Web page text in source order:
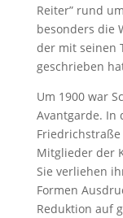
Reiter” rund
besonders die
der mit seinen
geschrieben
Um 1900 war
Avantgarde. In
Mitglieder der
Sie verliehen
Formen
Reduktion auf